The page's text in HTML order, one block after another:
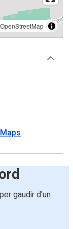
OpenStreetMap
gaudir d'un